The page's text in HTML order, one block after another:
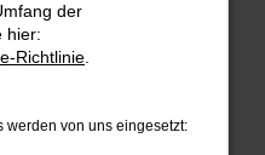
und deine
der
hier:
Richtlinie
werden von uns eingesetzt: